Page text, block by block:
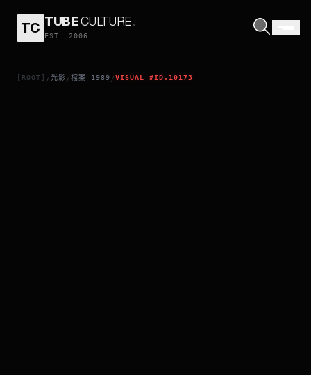
TC TUBECULTURE.
EST. 2006
[ROOT] /光影 /檔案_1989 /VISUAL_#ID.10173
神勇雙妹嘜